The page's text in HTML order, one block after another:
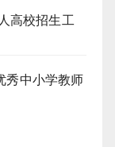
高校招生工
秀中小学教师